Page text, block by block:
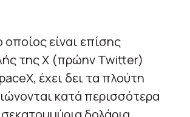
είναι επίσης
της X (πρώην Twitter)
έχει δει τα πλούτη
κατά περισσότερα